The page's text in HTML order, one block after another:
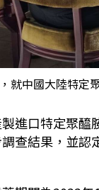
就中國大陸特定
進口特定聚
查結果，並